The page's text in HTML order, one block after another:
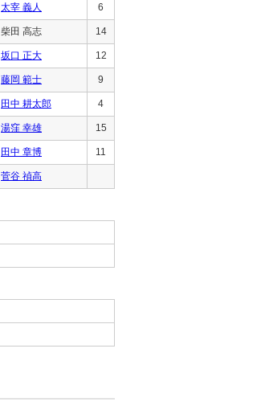
太宰 義人 6
柴田 高志 14
坂口 正大 12
藤岡 範士 9
田中 耕太郎 4
湯窪 幸雄 15
田中 章博 11
菅谷 禎高